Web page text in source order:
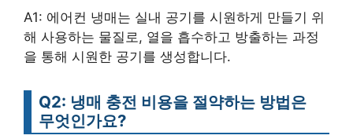
A1: 에어컨 냉매는 실내 공기를 시원하게 만들기 위
해 사용하는 물질로, 열을 흡수하고 방출하는 과정
을 통해 시원한 공기를 생성합니다.
Q2: 냉매 충전 비용을 절약하는 방법은
무엇인가요?